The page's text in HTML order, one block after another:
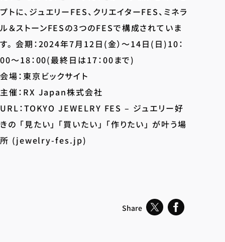
プトに、ジュエリーFES、クリエイターFES、ミネラ
ル＆ストーンFESの3つのFESで構成されていま
す。 会期：2024年7月12日(金）～14日(日)10：
00～18：00(最終日は17：00まで)
会場：東京ビックサイト
主催：RX Japan株式会社
URL：TOKYO JEWELRY FES – ジュエリー好
きの 「見たい」 「買いたい」 「作りたい」 が叶う場
所 (jewelry-fes.jp)
Share